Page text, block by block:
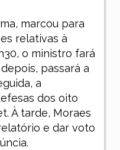
marcou para
relativas à
o ministro fará
passará a
a
dos oito
À tarde, Moraes
e dar voto